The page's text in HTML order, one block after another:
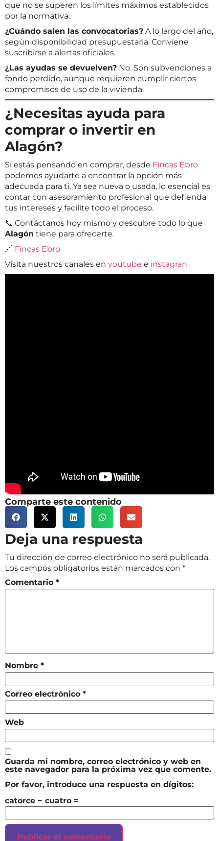
que no se superen los límites máximos establecidos
por la normativa.
¿Cuándo salen las convocatorias? A lo largo del año,
según disponibilidad presupuestaria. Conviene
suscribirse a alertas oficiales.
¿Las ayudas se devuelven? No. Son subvenciones a
fondo perdido, aunque requieren cumplir ciertos
compromisos de uso de la vivienda.
¿Necesitas ayuda para
comprar o invertir en
Alagón?
Si estás pensando en comprar, desde Fincas Ebro
podemos ayudarte a encontrar la opción más
adecuada para ti. Ya sea nueva o usada, lo esencial es
contar con asesoramiento profesional que defienda
tus intereses y facilite todo el proceso.
📞 Contáctanos hoy mismo y descubre todo lo que
Alagón tiene para ofrecerte.
🔗 Fincas Ebro
Visita nuestros canales en youtube e instagran
Comparte este contenido
Deja una respuesta
Tu dirección de correo electrónico no será publicada.
Los campos obligatorios están marcados con *
Comentario *
Nombre *
Correo electrónico *
Web
Guarda mi nombre, correo electrónico y web en
este navegador para la próxima vez que comente.
Por favor, introduce una respuesta en dígitos:
catorce − cuatro =